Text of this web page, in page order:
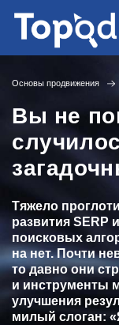
Основы продвижения
Вы не
Тяжело
развития SERP
поисковых
на нет. Почти
то давно они
и инструменты
улучшения
милый слоган: